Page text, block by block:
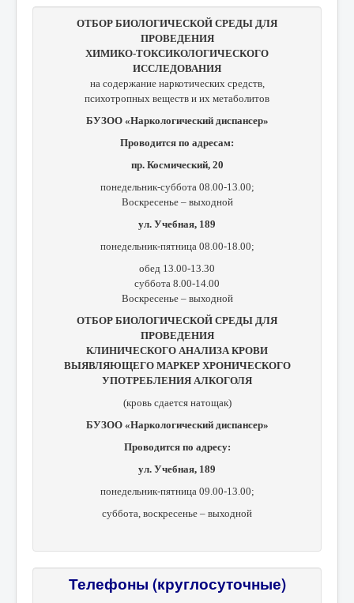
ОТБОР БИОЛОГИЧЕСКОЙ СРЕДЫ ДЛЯ
ПРОВЕДЕНИЯ
ХИМИКО-ТОКСИКОЛОГИЧЕСКОГО
ИССЛЕДОВАНИЯ
на содержание наркотических средств,
психотропных веществ и их метаболитов
БУЗОО «Наркологический диспансер»
Проводится по адресам:
пр. Космический, 20
понедельник-суббота 08.00-13.00;
Воскресенье – выходной
ул. Учебная, 189
понедельник-пятница 08.00-18.00;
обед 13.00-13.30
суббота 8.00-14.00
Воскресенье – выходной
ОТБОР БИОЛОГИЧЕСКОЙ СРЕДЫ ДЛЯ
ПРОВЕДЕНИЯ
КЛИНИЧЕСКОГО АНАЛИЗА КРОВИ
ВЫЯВЛЯЮЩЕГО МАРКЕР ХРОНИЧЕСКОГО
УПОТРЕБЛЕНИЯ АЛКОГОЛЯ
(кровь сдается натощак)
БУЗОО «Наркологический диспансер»
Проводится по адресу:
ул. Учебная, 189
понедельник-пятница 09.00-13.00;
суббота, воскресенье – выходной
Телефоны (круглосуточные)